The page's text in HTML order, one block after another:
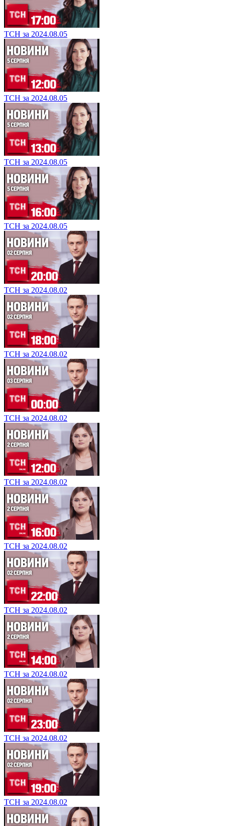
ТСН за 2024.08.05
ТСН за 2024.08.05
ТСН за 2024.08.05
ТСН за 2024.08.05
ТСН за 2024.08.02
ТСН за 2024.08.02
ТСН за 2024.08.02
ТСН за 2024.08.02
ТСН за 2024.08.02
ТСН за 2024.08.02
ТСН за 2024.08.02
ТСН за 2024.08.02
ТСН за 2024.08.02